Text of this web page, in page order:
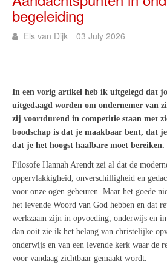
begeleiding
Els van Dijk 03 July 2026
In een vorig artikel heb ik uitgelegd dat
uitgedaagd worden om ondernemer van
zij voortdurend in competitie staan met
boodschap is dat je maakbaar bent, dat
dat je het hoogst haalbare moet bereiken.
Filosofe Hannah Arendt zei al dat de
oppervlakkigheid, onverschilligheid en
voor onze ogen gebeuren. Maar het goede
het levende Woord van God hebben en dat
werkzaam zijn in opvoeding, onderwijs en
dan ooit zie ik het belang van christelijke
onderwijs en van een levende kerk waar de
voor vandaag zichtbaar gemaakt wordt.